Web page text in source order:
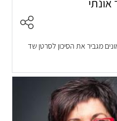
מגביר את הסיכון לסרטן שד